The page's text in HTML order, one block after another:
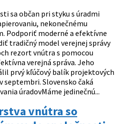
sa občan pri styku s úradmi
nekonečnému
Podporiť moderné a efektívne
tradičný model verejnej správy
rezort vnútra s pomocou
verejná správa. Jeho
prvý kľúčový balík projektových
septembri. Slovensko čaká
úradovMáme jedinečnú...
vnútra so